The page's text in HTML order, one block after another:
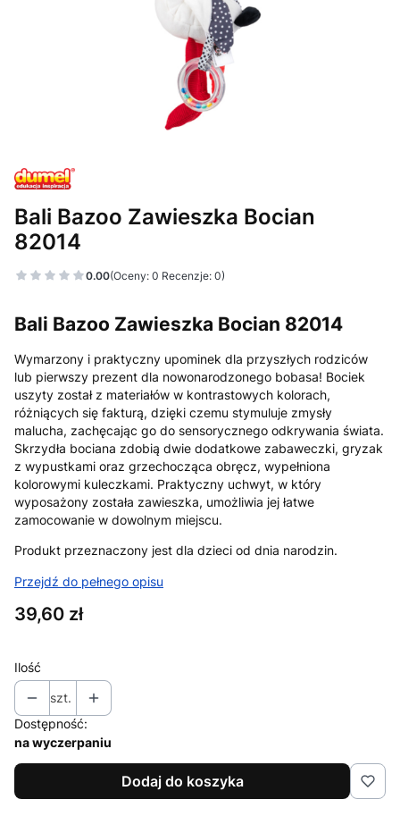
Bali Bazoo Zawieszka Bocian
82014
0.00(Oceny: 0 Recenzje: 0)
Bali Bazoo Zawieszka Bocian 82014
Wymarzony i praktyczny upominek dla przyszłych rodziców
lub pierwszy prezent dla nowonarodzonego bobasa! Bociek
uszyty został z materiałów w kontrastowych kolorach,
różniących się fakturą, dzięki czemu stymuluje zmysły
malucha, zachęcając go do sensorycznego odkrywania świata.
Skrzydła bociana zdobią dwie dodatkowe zabaweczki, gryzak
z wypustkami oraz grzechocząca obręcz, wypełniona
kolorowymi kuleczkami. Praktyczny uchwyt, w który
wyposażony została zawieszka, umożliwia jej łatwe
zamocowanie w dowolnym miejscu.
Produkt przeznaczony jest dla dzieci od dnia narodzin.
Przejdź do pełnego opisu
Cena
39,60 zł
Ilość
szt.
Dostępność:
na wyczerpaniu
Dodaj do koszyka